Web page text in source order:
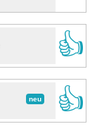
👍
neu
👍